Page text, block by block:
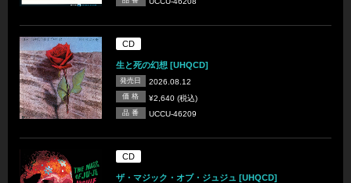
CD
生と死の幻想 [UHQCD]
発売日 2026.08.12
価 格 ¥2,640 (税込)
品 番 UCCU-46209
CD
ザ・マジック・オブ・ジュジュ [UHQCD]